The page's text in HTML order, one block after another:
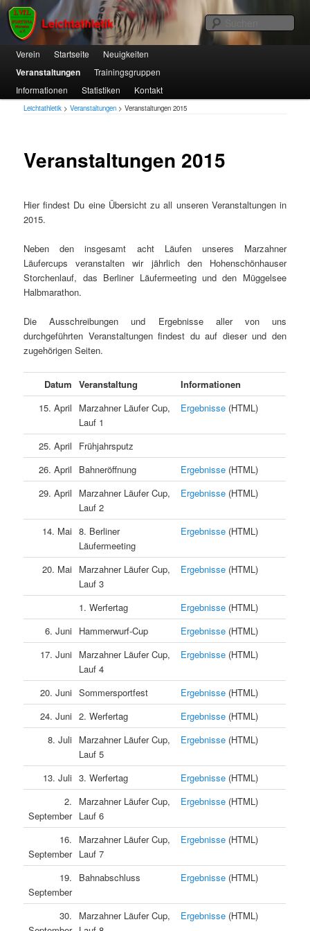
Leichtathletik
1. VfL FORTUNA Marzahn e.V.
Hauptmenü
Zum
primären
Inhalt
springen
Verein Startseite Neuigkeiten
Veranstaltungen
Trainingsgruppen
Informationen
Statistiken Kontakt
Leichtathletik >Veranstaltungen >Veranstaltungen 2015
Veranstaltungen 2015
Hier findest Du eine Übersicht zu all unseren Veranstaltungen in
2015.
Neben den insgesamt acht Läufen unseres Marzahner
Läufercups veranstalten wir jährlich den Hohenschönhauser
Storchenlauf, das Berliner Läufermeeting und den Müggelsee
Halbmarathon.
Die Ausschreibungen und Ergebnisse aller von uns
durchgeführten Veranstaltungen findest du auf dieser und den
zugehörigen Seiten.
Datum Veranstaltung
Informationen
15. April
Marzahner Läufer Cup,
Lauf 1
Ergebnisse (HTML)
25. April
Frühjahrsputz
26. April
Bahneröffnung Ergebnisse (HTML)
29. April
Marzahner Läufer Cup,
Lauf 2
Ergebnisse (HTML)
14. Mai 8. Berliner
Läufermeeting
Ergebnisse (HTML)
20. Mai Marzahner Läufer Cup,
Lauf 3
Ergebnisse (HTML)
1. Werfertag Ergebnisse (HTML)
6. Juni Hammerwurf-Cup Ergebnisse (HTML)
17. Juni Marzahner Läufer Cup,
Lauf 4
Ergebnisse (HTML)
20. Juni Sommersportfest Ergebnisse (HTML)
24. Juni 2. Werfertag Ergebnisse (HTML)
8. Juli Marzahner Läufer Cup,
Lauf 5
Ergebnisse (HTML)
13. Juli 3. Werfertag Ergebnisse (HTML)
2.
September
Marzahner Läufer Cup,
Lauf 6
Ergebnisse (HTML)
16.
September
Marzahner Läufer Cup,
Lauf 7
Ergebnisse (HTML)
19.
September
Bahnabschluss Ergebnisse (HTML)
30.
Marzahner Läufer Cup,
Ergebnisse (HTML)